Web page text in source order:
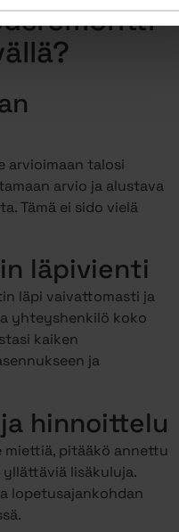
arvioimaan talosi
arvio ja alustava
Tämä ei sido vielä
läpivienti
läpi vaivattomasti ja
yhteyshenkilö koko
kaiken
ja
hinnoittelu
miettiä, pitääkö annettu
lisäkuluja.
lopetusajankohdan